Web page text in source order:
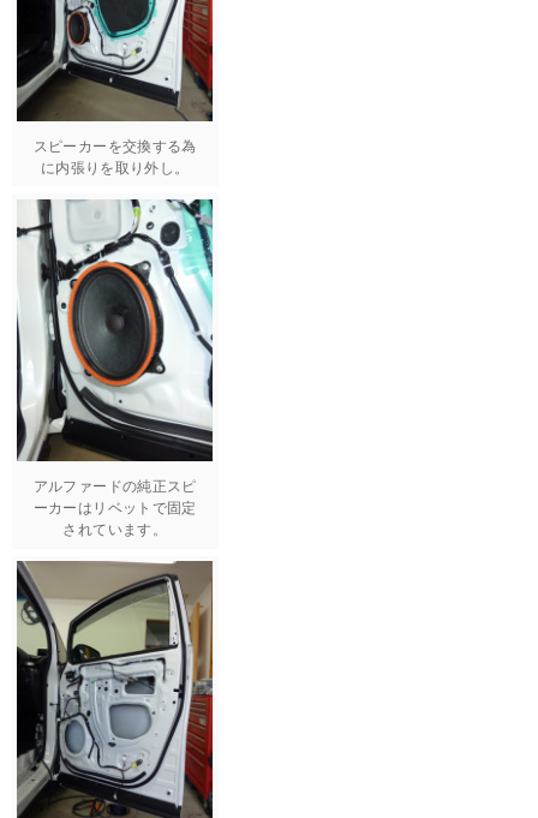
スピーカーを交換する為
に内張りを取り外し。
アルファードの純正スピ
ーカーはリベットで固定
されています。